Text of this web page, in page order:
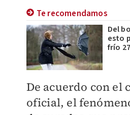
Te recomendamos
Del
esto
frío
De acuerdo con el
oficial, el